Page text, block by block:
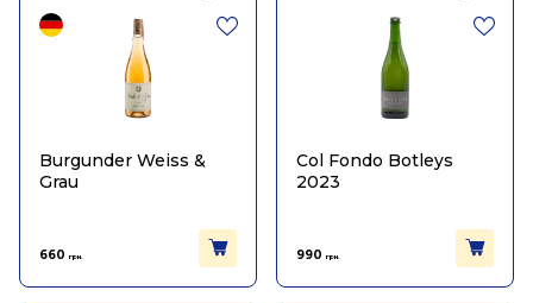
Burgunder Weiss &
Grau
660 грн.
Col Fondo Botleys
2023
990 грн.